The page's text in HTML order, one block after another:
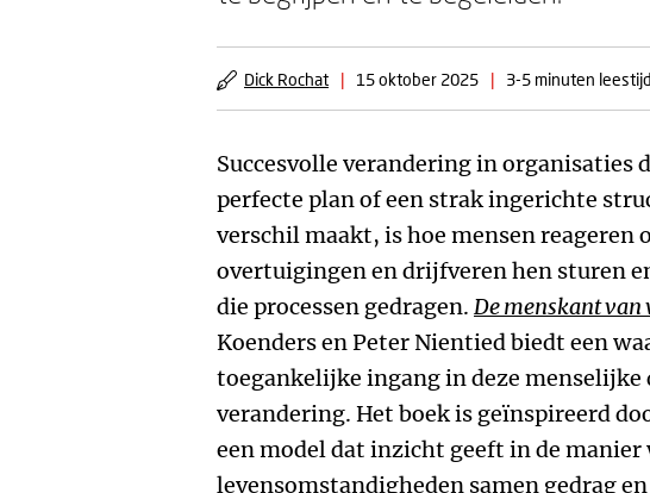
Dick Rochat | 15 oktober 2025 | 3-5 minuten leestijd
Succesvolle verandering in organisaties
perfecte plan of een strak ingerichte
verschil maakt, is hoe mensen reageren
overtuigingen en drijfveren hen sturen
die processen gedragen. De menskant van
Koenders en Peter Nientied biedt een
toegankelijke ingang in deze menselijke
verandering. Het boek is geïnspireerd
een model dat inzicht geeft in de manier
levensomstandigheden samen gedrag